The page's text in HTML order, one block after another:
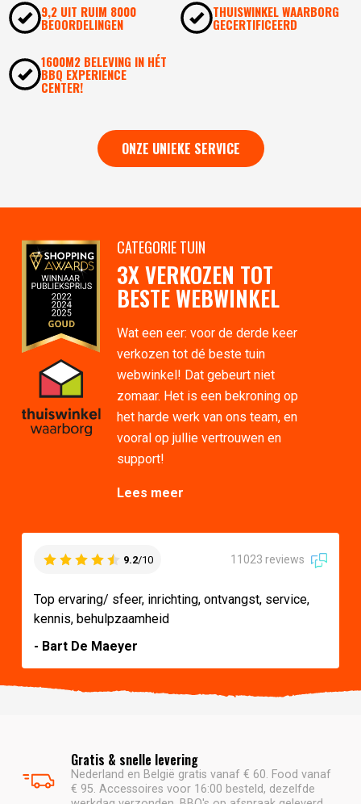
9,2 UIT RUIM 8000
BEOORDELINGEN
THUISWINKEL WAARBORG
GECERTIFICEERD
1600M2 BELEVING IN HÉT
BBQ EXPERIENCE
CENTER!
ONZE UNIEKE SERVICE
CATEGORIE TUIN
3X VERKOZEN TOT
BESTE WEBWINKEL
Wat een eer: voor de derde keer
verkozen tot dé beste tuin
webwinkel! Dat gebeurt niet
zomaar. Het is een bekroning op
het harde werk van ons team, en
vooral op jullie vertrouwen en
support!
Lees meer
9.2/10 11023 reviews
Top ervaring/ sfeer, inrichting, ontvangst, service,
kennis, behulpzaamheid
- Bart De Maeyer
Gratis & snelle levering
Nederland en België gratis vanaf € 60. Food vanaf
€ 95. Accessoires voor 16:00 besteld, dezelfde